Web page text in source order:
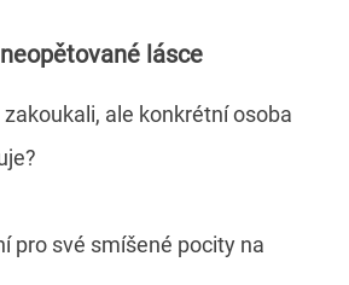
lásce
ale konkrétní osoba
pro své smíšené pocity na